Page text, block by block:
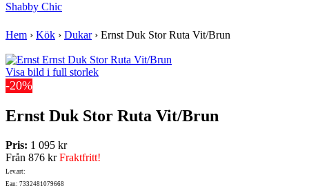
Shabby Chic
Hem › Kök › Dukar› Ernst Duk Stor Ruta Vit/Brun
Visa bild i full storlek
-20%
Ernst Duk Stor Ruta Vit/Brun
Pris: 1 095 kr
Från 876 krFraktfritt!
Lev.art:
Ean: 7332481079668